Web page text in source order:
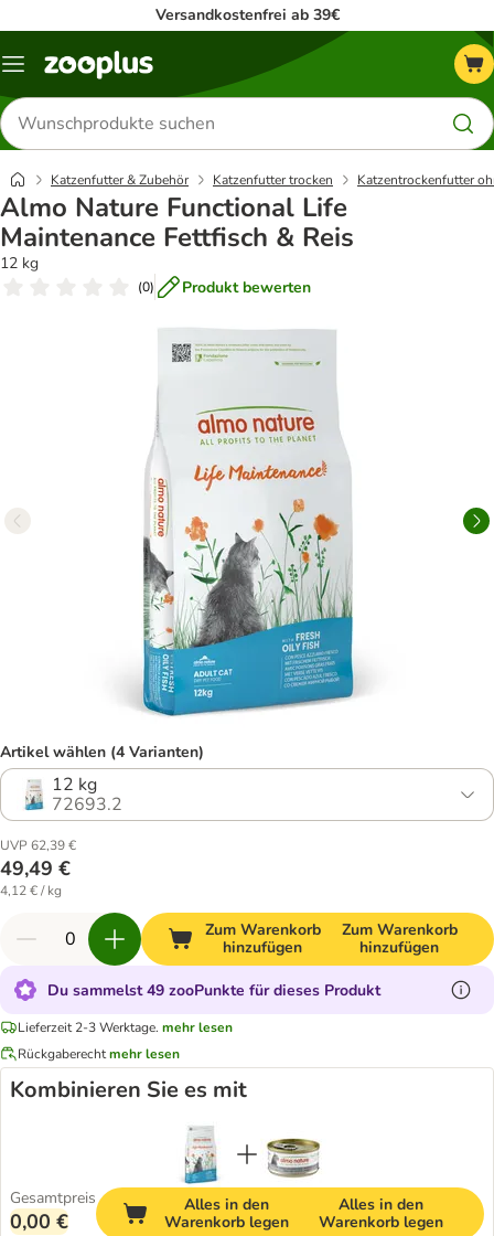
Versandkostenfrei ab 39€
Menü
Produkte
suchen
Katzenfutter & Zubehör Katzenfutter trocken Katzentrockenfutter
Almo Nature Functional Life
Maintenance Fettfisch & Reis
12 kg
(0) Produkt bewerten
Artikel wählen (4 Varianten)
12 kg
72693.2
UVP 62,39 €
49,49 €
4,12 € / kg
Zum Warenkorb
hinzufügen
Zum Warenkorb
hinzufügen
Du sammelst 49 zooPunkte für dieses Produkt
Lieferzeit 2-3 Werktage. mehr lesen
Rückgaberechtmehr lesen
Kombinieren Sie es mit
Gesamtpreis
0,00 €
Alles in den
Warenkorb legen
Alles in den
Warenkorb legen